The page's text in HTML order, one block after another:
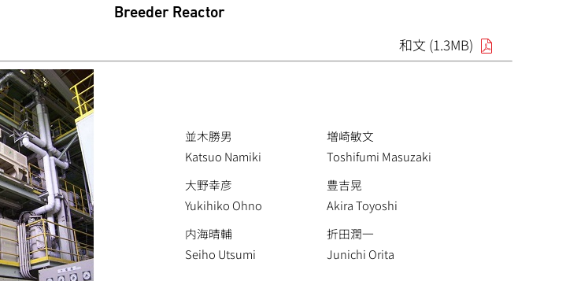
Breeder Reactor
和文 (1.3MB)
並木勝男
Katsuo Namiki
増崎敏文
Toshifumi Masuzaki
大野幸彦
Yukihiko Ohno
豊吉晃
Akira Toyoshi
内海晴輔
Seiho Utsumi
折田潤一
Junichi Orita